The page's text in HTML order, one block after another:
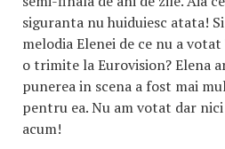
siguranta nu huiduiesc atata!
melodia Elenei de ce nu a
o trimite la Eurovision? Elena
punerea in scena a fost mai
pentru ea. Nu am votat dar
acum!